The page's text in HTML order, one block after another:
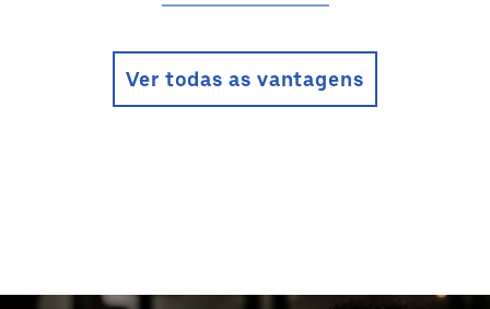
Ver todas as vantagens